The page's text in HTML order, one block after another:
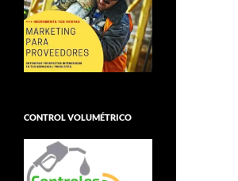
CONTROL VOLUMÉTRICO